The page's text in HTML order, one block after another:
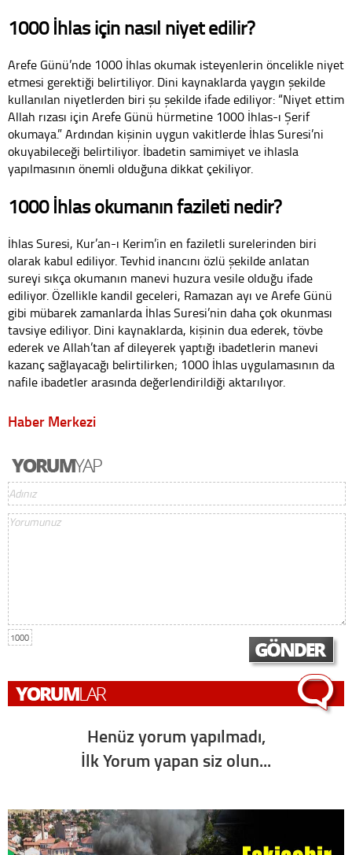
1000 İhlas için nasıl niyet edilir?
Arefe Günü’nde 1000 İhlas okumak isteyenlerin öncelikle niyet
etmesi gerektiği belirtiliyor. Dini kaynaklarda yaygın şekilde
kullanılan niyetlerden biri şu şekilde ifade ediliyor: “Niyet ettim
Allah rızası için Arefe Günü hürmetine 1000 İhlas-ı Şerif
okumaya.” Ardından kişinin uygun vakitlerde İhlas Suresi’ni
okuyabileceği belirtiliyor. İbadetin samimiyet ve ihlasla
yapılmasının önemli olduğuna dikkat çekiliyor.
1000 İhlas okumanın fazileti nedir?
İhlas Suresi, Kur’an-ı Kerim’in en faziletli surelerinden biri
olarak kabul ediliyor. Tevhid inancını özlü şekilde anlatan
sureyi sıkça okumanın manevi huzura vesile olduğu ifade
ediliyor. Özellikle kandil geceleri, Ramazan ayı ve Arefe Günü
gibi mübarek zamanlarda İhlas Suresi’nin daha çok okunması
tavsiye ediliyor. Dini kaynaklarda, kişinin dua ederek, tövbe
ederek ve Allah’tan af dileyerek yaptığı ibadetlerin manevi
kazanç sağlayacağı belirtilirken; 1000 İhlas uygulamasının da
nafile ibadetler arasında değerlendirildiği aktarılıyor.
Haber Merkezi
1000
Henüz yorum yapılmadı,
İlk Yorum yapan siz olun...